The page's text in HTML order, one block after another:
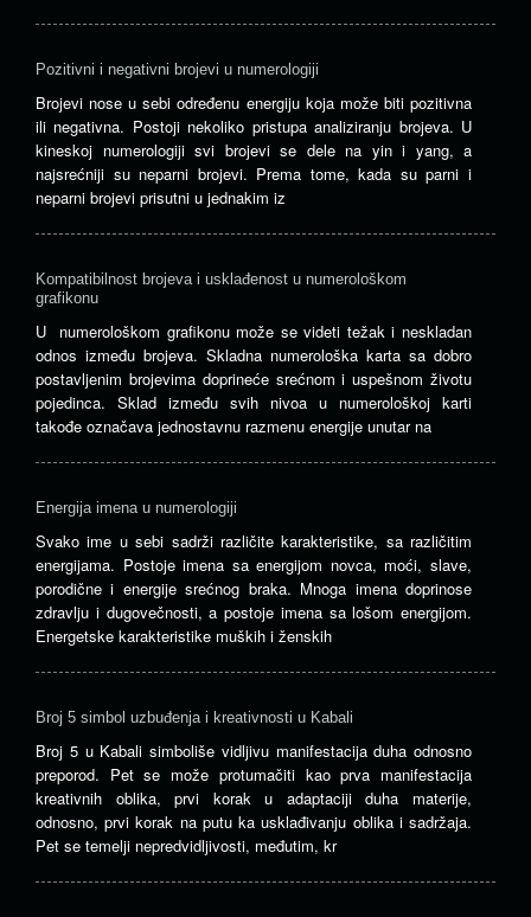
Pozitivni i negativni brojevi u numerologiji
Brojevi nose u sebi određenu energiju koja može biti pozitivna
ili negativna. Postoji nekoliko pristupa analiziranju brojeva. U
kineskoj numerologiji svi brojevi se dele na yin i yang, a
najsrećniji su neparni brojevi. Prema tome, kada su parni i
neparni brojevi prisutni u jednakim iz
Kompatibilnost brojeva i usklađenost u numerološkom
grafikonu
U numerološkom grafikonu može se videti težak i neskladan
odnos između brojeva. Skladna numerološka karta sa dobro
postavljenim brojevima doprineće srećnom i uspešnom životu
pojedinca. Sklad između svih nivoa u numerološkoj karti
takođe označava jednostavnu razmenu energije unutar na
Energija imena u numerologiji
Svako ime u sebi sadrži različite karakteristike, sa različitim
energijama. Postoje imena sa energijom novca, moći, slave,
porodične i energije srećnog braka. Mnoga imena doprinose
zdravlju i dugovečnosti, a postoje imena sa lošom energijom.
Energetske karakteristike muških i ženskih
Broj 5 simbol uzbuđenja i kreativnosti u Kabali
Broj 5 u Kabali simboliše vidljivu manifestacija duha odnosno
preporod. Pet se može protumačiti kao prva manifestacija
kreativnih oblika, prvi korak u adaptaciji duha materije,
odnosno, prvi korak na putu ka usklađivanju oblika i sadržaja.
Pet se temelji nepredvidljivosti, međutim, kr